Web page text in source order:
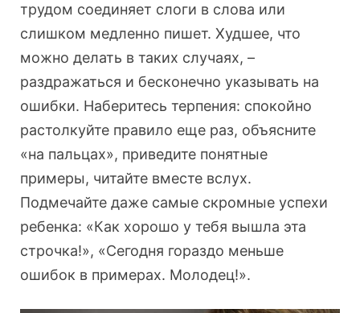
трудом соединяет слоги в слова или
слишком медленно пишет. Худшее, что
можно делать в таких случаях, –
раздражаться и бесконечно указывать на
ошибки. Наберитесь терпения: спокойно
растолкуйте правило еще раз, объясните
«на пальцах», приведите понятные
примеры, читайте вместе вслух.
Подмечайте даже самые скромные успехи
ребенка: «Как хорошо у тебя вышла эта
строчка!», «Сегодня гораздо меньше
ошибок в примерах. Молодец!».